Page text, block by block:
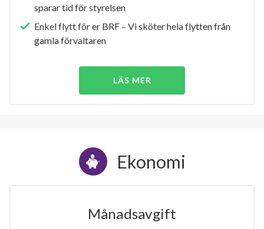
sparar tid för styrelsen
Enkel flytt för er BRF – Vi sköter hela flytten från
gamla förvaltaren
LÄS MER
Ekonomi
Månadsavgift